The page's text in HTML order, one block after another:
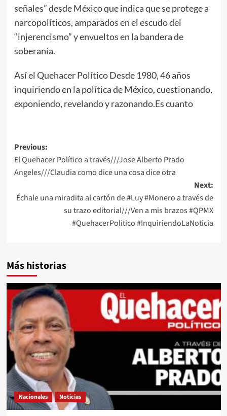
señales” desde México que indica que se protege a
narcopolíticos, amparados en el escudo del
“injerencismo” y envueltos en la bandera de
soberanía.
Así el Quehacer Político Desde 1980, 46 años
inquiriendo en la política de México, cuestionando,
exponiendo, revelando y razonando.Es cuanto
Post
navigation
Previous:
El Quehacer Político a través///Jose Alberto Prado
Angeles///Claudia como dice una cosa dice otra
Next:
Échale una miradita al cartón de #Luy #Monero a través de
su trazo editorial///Ven a mis brazos #QPMX
#QuehacerPolitico #InquiriendoLaNoticia
Más historias
Nacionales Noticias